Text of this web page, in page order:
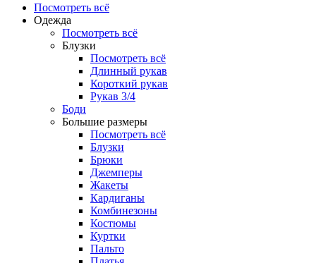
Посмотреть всё
Одежда
Посмотреть всё
Блузки
Посмотреть всё
Длинный рукав
Короткий рукав
Рукав 3/4
Боди
Большие размеры
Посмотреть всё
Блузки
Брюки
Джемперы
Жакеты
Кардиганы
Комбинезоны
Костюмы
Куртки
Пальто